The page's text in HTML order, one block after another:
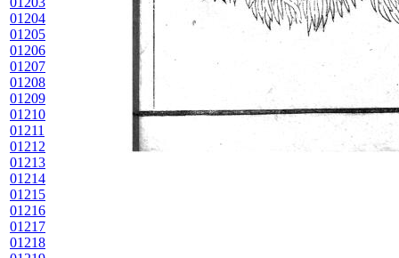
01204
01205
01206
01207
01208
01209
01210
01211
01212
01213
01214
01215
01216
01217
01218